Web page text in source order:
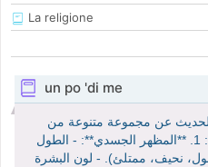
La religione
un po 'di me
عن مجموعة متنوعة من
الصفات والمظاهر التي تميزه، مثل: 1. **المظهر الجسدي**: - الطول
نحيف، ممتلئ). - لون البشرة